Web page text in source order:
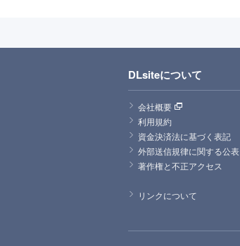
DLsiteについて
会社概要
利用規約
資金決済法に基づく表記
外部送信規律に関する公表
著作権と不正アクセス
リンクについて